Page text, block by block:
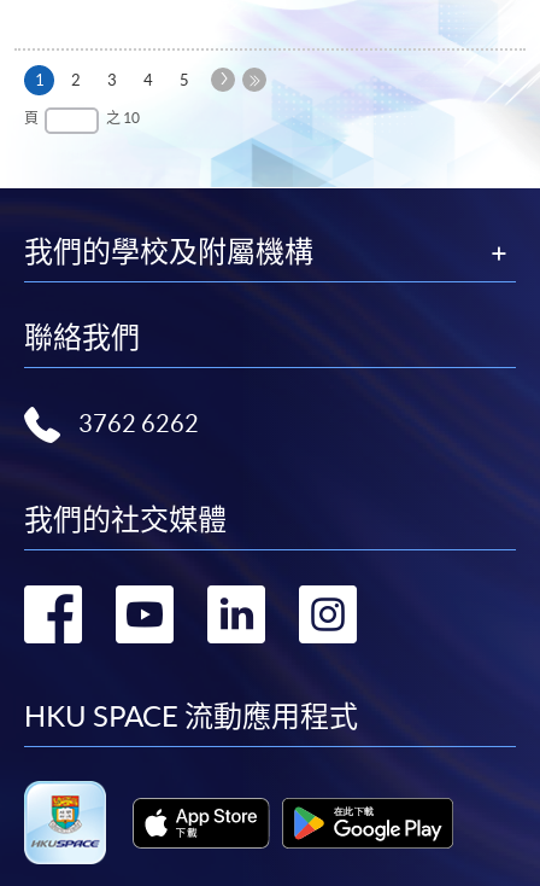
1 本
頁
2 3 4 5
下
後
頁 之 10
我們的學校及附屬機構
聯絡我們
3762 6262
我們的社交媒體
轉
facebook
轉
youtube
轉
linkedin
HKU SPACE 流動應用程式